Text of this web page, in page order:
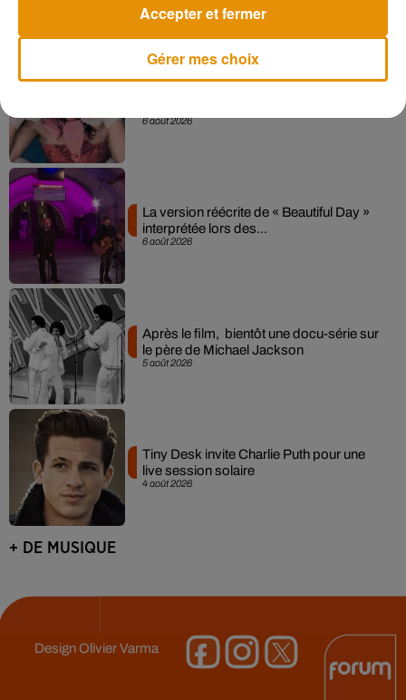
6 août 2026
6 août 2026
La version réécrite de « Beautiful Day »
interprétée lors des...
5 août 2026
Après le film, bientôt une docu-série sur
le père de Michael Jackson
4 août 2026
Tiny Desk invite Charlie Puth pour une
live session solaire
+ DE MUSIQUE
DesignOlivier Varma
Gérer mes choix
Accepter et fermer